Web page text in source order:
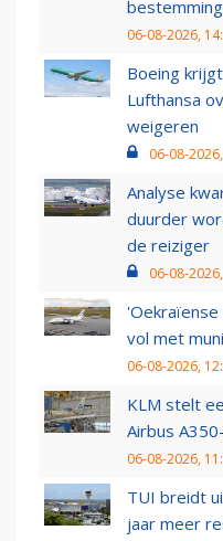
06-08-2026,
Boeing
Lufthansa
weigeren
06-08-
Analyse
duurder
de reiziger
06-08-
vol met
06-08-2026,
KLM stelt
Airbus
06-08-2026,
TUI breidt
jaar meer